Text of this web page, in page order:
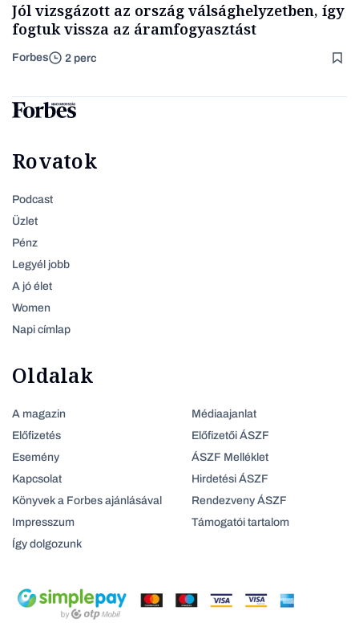
Jól vizsgázott az ország válsághelyzetben, így
fogtuk vissza az áramfogyasztást
Forbes 2 perc
Rovatok
Podcast
Üzlet
Pénz
Legyél jobb
A jó élet
Women
Napi címlap
Oldalak
A magazin
Előfizetés
Esemény
Kapcsolat
Könyvek a Forbes ajánlásával
Impresszum
Így dolgozunk
Médiaajanlat
Előfizetői ÁSZF
ÁSZF Melléklet
Hirdetési ÁSZF
Rendezveny ÁSZF
Támogatói tartalom